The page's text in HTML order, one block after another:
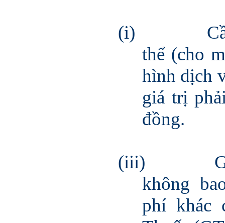
(i)
thể (cho
hình dịch
giá trị
đồng.
(iii)
không
phí khác